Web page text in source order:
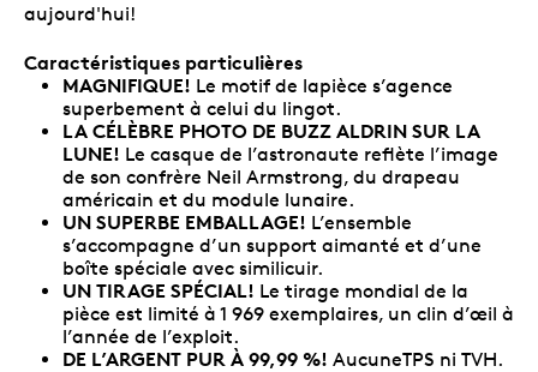
aujourd'hui!
Caractéristiques particulières
MAGNIFIQUE! Le motif de lapièce s’agence
superbement à celui du lingot.
LA CÉLÈBRE PHOTO DE BUZZ ALDRIN SUR LA
LUNE! Le casque de l’astronaute reflète l’image
de son confrère Neil Armstrong, du drapeau
américain et du module lunaire.
UN SUPERBE EMBALLAGE! L’ensemble
s’accompagne d’un support aimanté et d’une
boîte spéciale avec similicuir.
UN TIRAGE SPÉCIAL! Le tirage mondial de la
pièce est limité à 1 969 exemplaires, un clin d’œil à
l’année de l’exploit.
DE L’ARGENT PUR À 99,99 %! AucuneTPS ni TVH.